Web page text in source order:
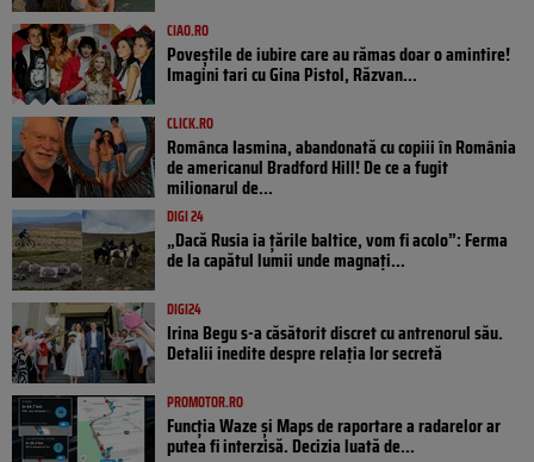
CIAO.RO
Poveştile de iubire care au rămas doar o amintire!
Imagini tari cu Gina Pistol, Răzvan...
CLICK.RO
Românca Iasmina, abandonată cu copiii în România
de americanul Bradford Hill! De ce a fugit
milionarul de...
DIGI 24
„Dacă Rusia ia țările baltice, vom fi acolo”: Ferma
de la capătul lumii unde magnați...
DIGI24
Irina Begu s-a căsătorit discret cu antrenorul său.
Detalii inedite despre relația lor secretă
PROMOTOR.RO
Funcția Waze și Maps de raportare a radarelor ar
putea fi interzisă. Decizia luată de...